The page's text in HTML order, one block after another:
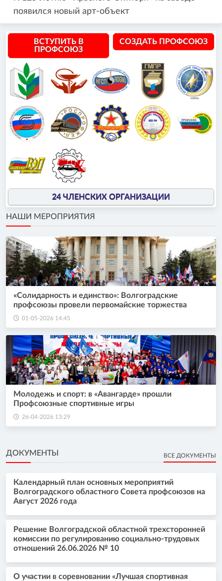
появился новый арт-объект
ВСТУПИТЬ В
ПРОФСОЮЗ
СОЗДАТЬ ПРОФСОЮЗ
24 ЧЛЕНСКИХ ОРГАНИЗАЦИИ
НАШИ МЕРОПРИЯТИЯ
«Солидарность и единство»: Волгоградские
профсоюзы провели первомайские торжества
01-05-2026 14:45
Молодежь и спорт: в «Авангарде» прошли
Профсоюзные спортивные игры
26-04-2026 13:29
ДОКУМЕНТЫ ВСЕ ДОКУМЕНТЫ
Календарный план основных мероприятий
Волгоградского областного Совета профсоюзов на
Август 2026 года
Решение Волгоградской областной трехсторонней
комиссии по регулированию социально-трудовых
отношений 26.06.2026 № 10
О участии в соревновании «Лучшая спортивная